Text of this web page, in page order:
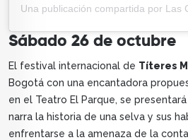
Sábado 26 de octubre
El festival internacional de Títeres
Bogotá con una encantadora
en el Teatro El Parque, se
narra la historia de una selva y sus
enfrentarse a la amenaza de la